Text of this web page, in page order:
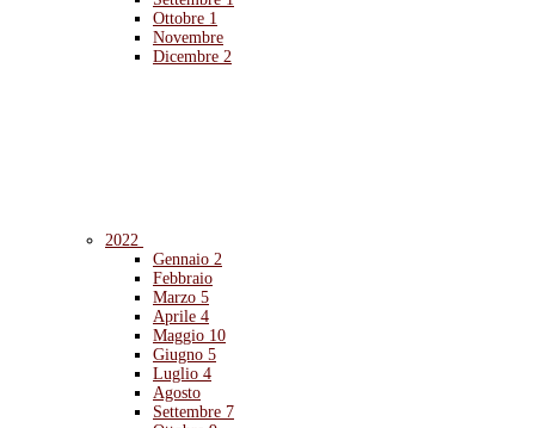
Ottobre 1
Novembre
Dicembre 2
2022
Gennaio 2
Febbraio
Marzo 5
Aprile 4
Maggio 10
Giugno 5
Luglio 4
Agosto
Settembre 7